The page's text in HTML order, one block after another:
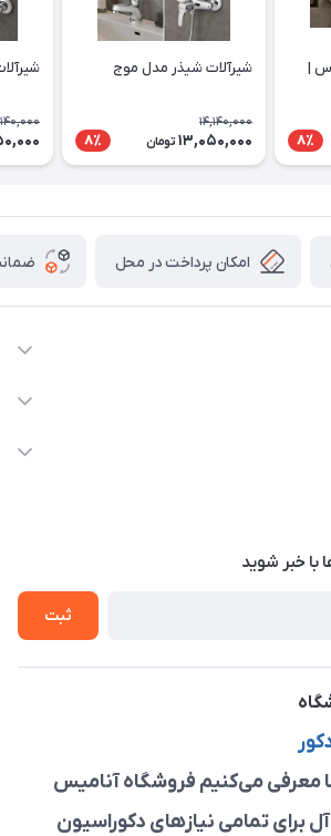
|
8٪
شیرآلات شیذر مدل موج
14,140,000
13,050,000 تومان 8٪
امکان پرداخت در محل
با‌ خبر شوید
ثبت
معرفی می‌کنیم فروشگاه آنامیس
برای تمامی نیازهای دکوراسیون